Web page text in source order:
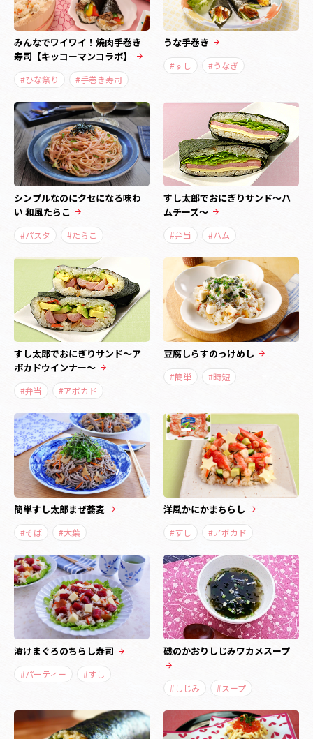
みんなでワイワイ！焼肉手巻き
寿司【キッコーマンコラボ】
#ひな祭り #手巻き寿司
うな手巻き
#すし #うなぎ
シンプルなのにクセになる味わ
い 和風たらこ
#パスタ #たらこ
すし太郎でおにぎりサンド～ハ
ムチーズ～
#弁当 #ハム
すし太郎でおにぎりサンド～ア
ボカドウインナー～
#弁当 #アボカド
豆腐しらすのっけめし
#簡単 #時短
簡単すし太郎まぜ蕎麦
#そば #大葉
洋風かにかまちらし
#すし #アボカド
漬けまぐろのちらし寿司
#パーティー #すし
磯のかおりしじみワカメスープ
#しじみ #スープ